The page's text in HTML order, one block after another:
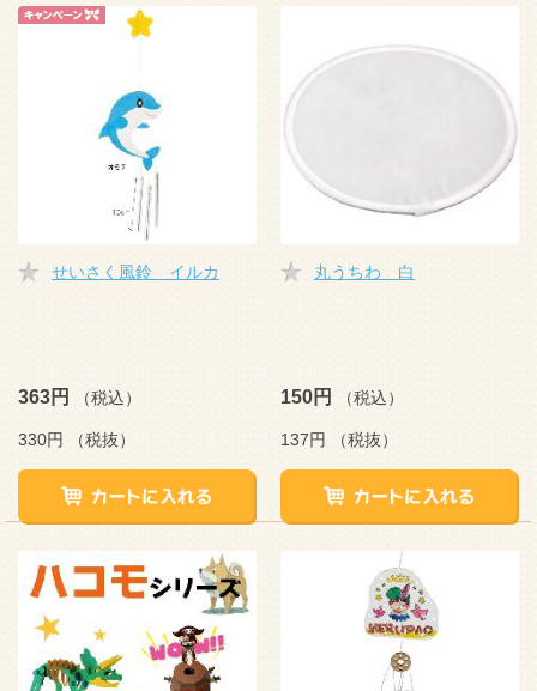
せいさく風鈴 イルカ
363円 （税込）
330円 （税抜）
丸うちわ 白
150円 （税込）
137円 （税抜）